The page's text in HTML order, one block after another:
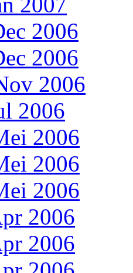
2006
2006
2006
2006
2006
2006
2006
2006
2006